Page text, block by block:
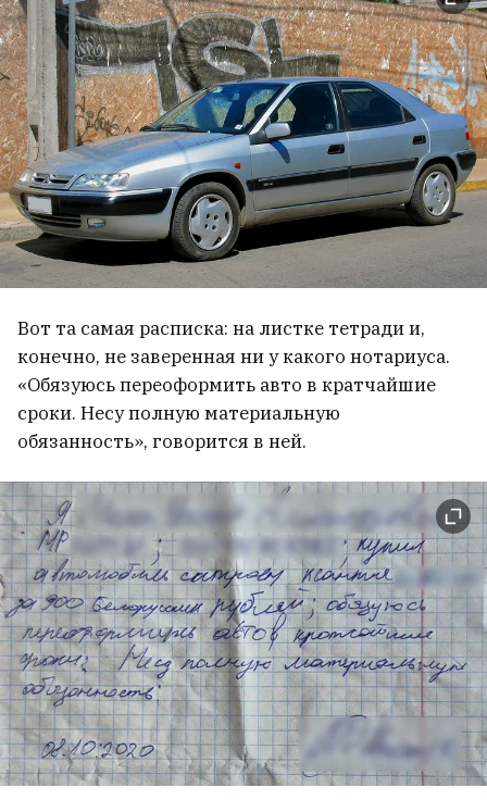
Вот та самая расписка: на листке тетради и,
конечно, не заверенная ни у какого нотариуса.
«Обязуюсь переоформить авто в кратчайшие
сроки. Несу полную материальную
обязанность», говорится в ней.
Тихановская призвала белорусов
в эмиграции быть более
активными, а не надеяться на
кабинеты
54
В Венесуэле начались переговоры между
властями и оппозицией
«Я стал счастливым». Работа на стройке
приносит хорошие деньги, а
общественная активность — моральную
силу. Бывший калиновец Кусь рассказал
о том, как вернул внутреннее равновесие
13
Трамп заявил, что Украина не получит